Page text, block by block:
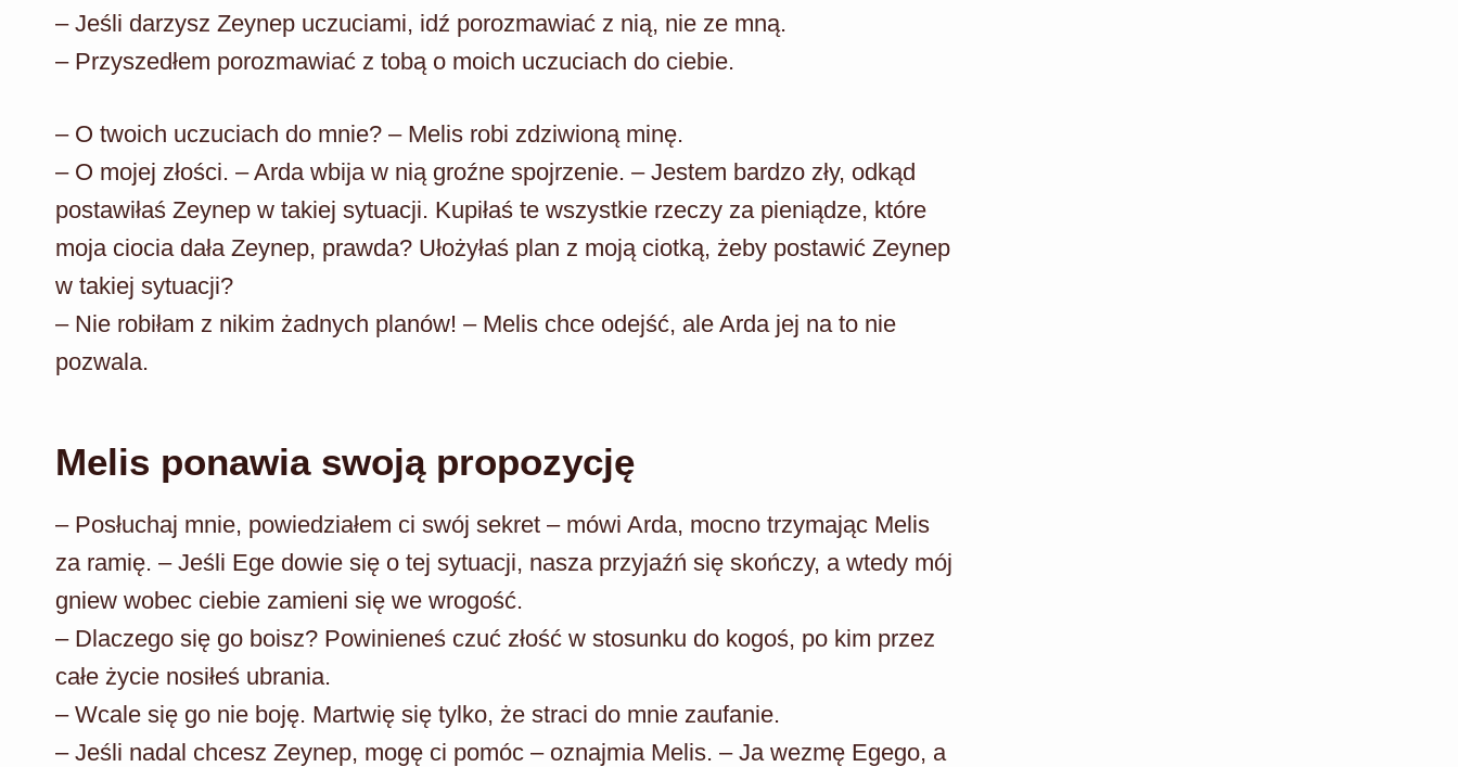
– Jeśli darzysz Zeynep uczuciami, idź porozmawiać z nią, nie ze mną.
– Przyszedłem porozmawiać z tobą o moich uczuciach do ciebie.
– O twoich uczuciach do mnie? – Melis robi zdziwioną minę.
– O mojej złości. – Arda wbija w nią groźne spojrzenie. – Jestem bardzo zły, odkąd
postawiłaś Zeynep w takiej sytuacji. Kupiłaś te wszystkie rzeczy za pieniądze, które
moja ciocia dała Zeynep, prawda? Ułożyłaś plan z moją ciotką, żeby postawić Zeynep
w takiej sytuacji?
– Nie robiłam z nikim żadnych planów! – Melis chce odejść, ale Arda jej na to nie
pozwala.
Melis ponawia swoją propozycję
– Posłuchaj mnie, powiedziałem ci swój sekret – mówi Arda, mocno trzymając Melis
za ramię. – Jeśli Ege dowie się o tej sytuacji, nasza przyjaźń się skończy, a wtedy mój
gniew wobec ciebie zamieni się we wrogość.
– Dlaczego się go boisz? Powinieneś czuć złość w stosunku do kogoś, po kim przez
całe życie nosiłeś ubrania.
– Wcale się go nie boję. Martwię się tylko, że straci do mnie zaufanie.
– Jeśli nadal chcesz Zeynep, mogę ci pomóc – oznajmia Melis. – Ja wezmę Egego, a